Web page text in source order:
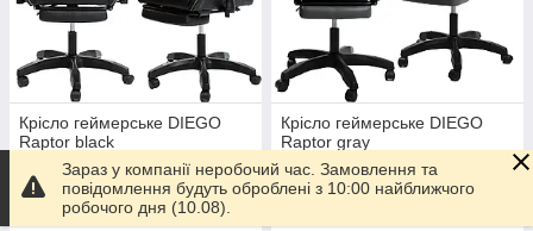
Крісло геймерське DIEGO
Raptor black
Готово до відправки
3 800₴ 4 750 ₴
Крісло геймерське DIEGO
Raptor gray
Готово до відправки
Зараз у компанії неробочий час. Замовлення та
повідомлення будуть оброблені з 10:00 найближчого
робочого дня (10.08).